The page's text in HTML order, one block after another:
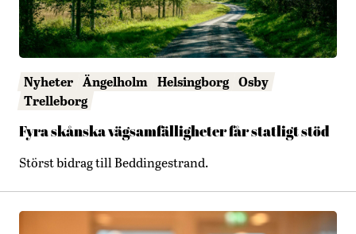
Nyheter Ängelholm Helsingborg Osby
Trelleborg
Fyra skånska vägsamfälligheter får statligt stöd
Störst bidrag till Beddingestrand.